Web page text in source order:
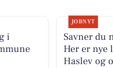
i
JOBNYT
Savner du
Her er nye
Haslev og